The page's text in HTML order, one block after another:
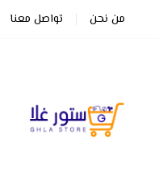
من نحن تواصل معنا
ستور غلا